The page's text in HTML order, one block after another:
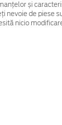
și
nevoie de piese
nicio